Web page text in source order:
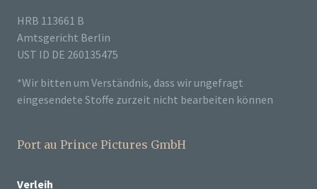
HRB 113661 B
Amtsgericht Berlin
UST ID DE 260135475
*Wir bitten um Verständnis, dass wir ungefragt
eingesendete Stoffe zurzeit nicht bearbeiten können
Port au Prince Pictures GmbH
Verleih